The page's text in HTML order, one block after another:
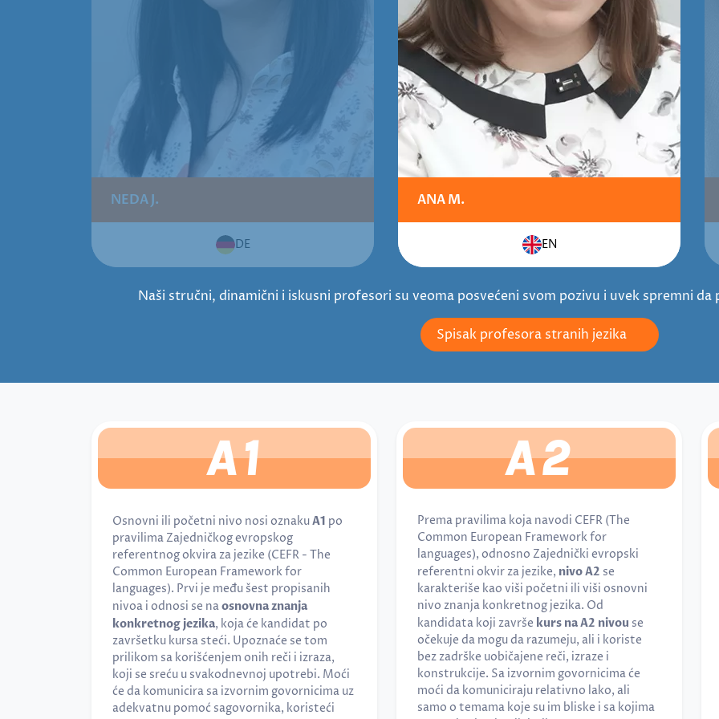
NEDA J.
DE
ANA M.
EN
Naši stručni, dinamični i iskusni profesori su veoma posvećeni svom pozivu i uvek spremni
Spisak profesora stranih jezika
A1
Osnovni ili početni nivo nosi oznakuA1 po
pravilima Zajedničkog evropskog
referentnog okvira za jezike (CEFR - The
Common European Framework for
languages). Prvi je među šest propisanih
nivoa i odnosi se naosnovna znanja
konkretnog jezika, koja će kandidat po
završetku kursa steći. Upoznaće se tom
prilikom sa korišćenjem onih reči i izraza,
koji se sreću u svakodnevnoj upotrebi. Moći
će da komunicira sa izvornim govornicima uz
adekvatnu pomoć sagovornika, koristeći
A2
Prema pravilima koja navodi CEFR (The
Common European Framework for
languages), odnosno Zajednički evropski
referentni okvir za jezike, nivo A2 se
karakteriše kao viši početni ili viši osnovni
nivo znanja konkretnog jezika. Od
kandidata koji završe kurs na A2 nivou se
očekuje da mogu da razumeju, ali i koriste
bez zadrške uobičajene reči, izraze i
konstrukcije. Sa izvornim govornicima će
moći da komuniciraju relativno lako, ali
samo o temama koje su im bliske i sa kojima